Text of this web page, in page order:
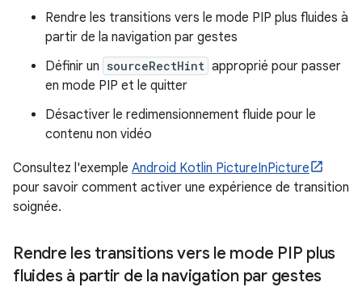
Rendre les transitions vers le mode PIP plus fluides à
partir de la navigation par gestes
Définir un sourceRectHint approprié pour passer
en mode PIP et le quitter
Désactiver le redimensionnement fluide pour le
contenu non vidéo
Consultez l'exemple Android Kotlin PictureInPicture
pour savoir comment activer une expérience de transition
soignée.
Rendre les transitions vers le mode PIP plus
fluides à partir de la navigation par gestes